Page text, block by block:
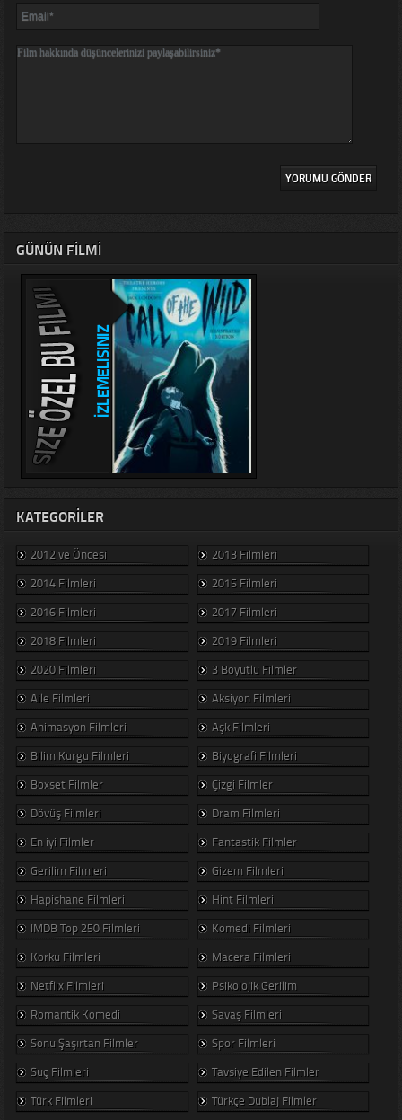
GÜNÜN FILMI
KATEGORILER
2012 ve Öncesi
2013 Filmleri
2014 Filmleri
2015 Filmleri
2016 Filmleri
2017 Filmleri
2018 Filmleri
2019 Filmleri
2020 Filmleri
3 Boyutlu Filmler
Aile Filmleri
Aksiyon Filmleri
Animasyon Filmleri
Aşk Filmleri
Bilim Kurgu Filmleri
Biyografi Filmleri
Boxset Filmler
Çizgi Filmler
Dövüş Filmleri
Dram Filmleri
En iyi Filmler
Fantastik Filmler
Gerilim Filmleri
Gizem Filmleri
Hapishane Filmleri
Hint Filmleri
IMDB Top 250 Filmleri
Komedi Filmleri
Korku Filmleri
Macera Filmleri
Netflix Filmleri
Psikolojik Gerilim
Romantik Komedi
Savaş Filmleri
Sonu Şaşırtan Filmler
Spor Filmleri
Suç Filmleri
Tavsiye Edilen Filmler
Türk Filmleri
Türkçe Dublaj Filmler